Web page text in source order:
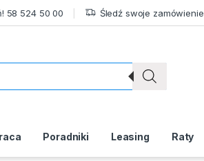
58 524 50 00 Śledź swoje zamówienie
Poradniki Leasing Raty